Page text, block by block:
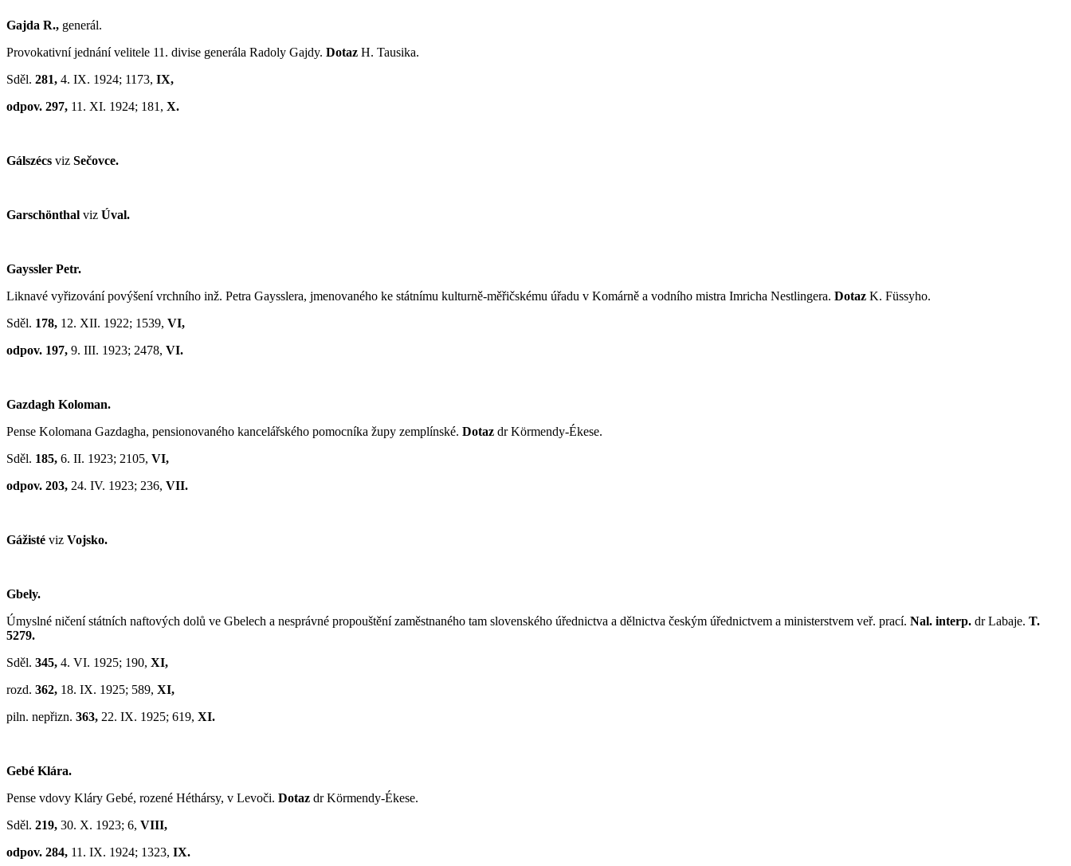
Gajda R., generál.
Provokativní jednání velitele 11. divise generála Radoly Gajdy. Dotaz H. Tausika.
Sděl. 281, 4. IX. 1924; 1173, IX,
odpov. 297, 11. XI. 1924; 181, X.
Gálszécs viz Sečovce.
Garschönthal viz Úval.
Gayssler Petr.
Liknavé vyřizování povýšení vrchního inž. Petra Gaysslera, jmenovaného ke státnímu kulturně-měřičskému úřadu v Komárně a vodního mistra Imricha Nestlingera. Dotaz K. Füssyho.
Sděl. 178, 12. XII. 1922; 1539, VI,
odpov. 197, 9. III. 1923; 2478, VI.
Gazdagh Koloman.
Pense Kolomana Gazdagha, pensionovaného kancelářského pomocníka župy zemplínské. Dotaz dr Körmendy-Ékese.
Sděl. 185, 6. II. 1923; 2105, VI,
odpov. 203, 24. IV. 1923; 236, VII.
Gážisté viz Vojsko.
Gbely.
Úmyslné ničení státních naftových dolů ve Gbelech a nesprávné propouštění zaměstnaného tam slovenského úřednictva a dělnictva českým úřednictvem a ministerstvem veř. prací. Nal. interp. dr Labaje. T.
5279.
Sděl. 345, 4. VI. 1925; 190, XI,
rozd. 362, 18. IX. 1925; 589, XI,
piln. nepřizn. 363, 22. IX. 1925; 619, XI.
Gebé Klára.
Pense vdovy Kláry Gebé, rozené Héthársy, v Levoči. Dotaz dr Körmendy-Ékese.
Sděl. 219, 30. X. 1923; 6, VIII,
odpov. 284, 11. IX. 1924; 1323, IX.